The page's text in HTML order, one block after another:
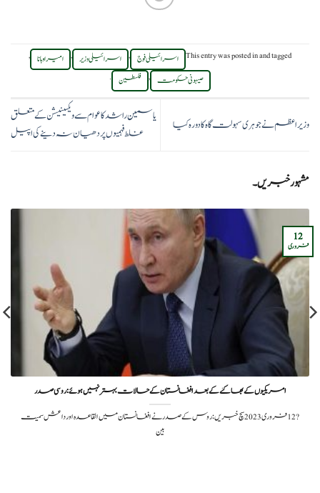
This entry was posted inand tagged اسرائیلی فوج , اسرائیلی وزیر , امیر اوہانا ,
صیہونی حکومت , فلسطین .
وزیر اعظم نے جوہری سہولت گاہ کا دورہ کیا
یاسمین راشدکا عوام سے ویکسینیشن کے متعلق
غلط فہمیوں پر دھیان نہ دینے کی اپیل
مشہور خبریں۔
امریکیوں کے بھاگنے کے بعد افغانستان کے حالات بہتر نہیں ہوئے:روسی صدر
?️ 12 فروری 2023سچ خبریں:روس کے صدر نے افغانستان میں القاعدہ اور داعش سمیت
بین
12
فروری